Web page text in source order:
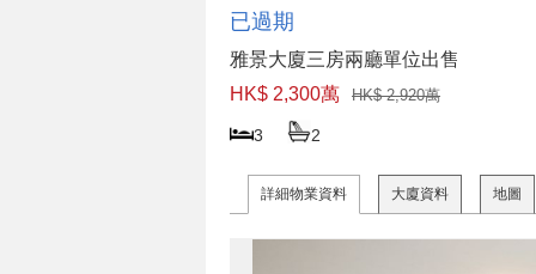
已過期
雅景大廈三房兩廳單位出售
HK$ 2,300萬
HK$ 2,920萬
3 2
詳細物業資料 大廈資料 地圖